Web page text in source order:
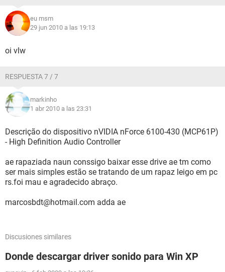
eu msm
29 jun 2010 a las 19:13
oi vlw
RESPUESTA 7 / 7
markinho
1 abr 2010 a las 23:31
Descrição do dispositivo nVIDIA nForce 6100-430 (MCP61P)
- High Definition Audio Controller
ae rapaziada naun conssigo baixar esse drive ae tm como
ser mais simples estão se tratando de um rapaz leigo em pc
rs.foi mau e agradecido abraço.
marcosbdt@hotmail.com adda ae
Discusiones similares
Donde descargar driver sonido para Win XP